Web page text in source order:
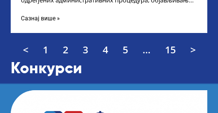
награда ученицима
Сазнај више »
< 1 2 3 4 5 … 15 >
Конкурси